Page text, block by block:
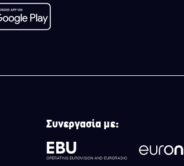
Συνεργασία με: